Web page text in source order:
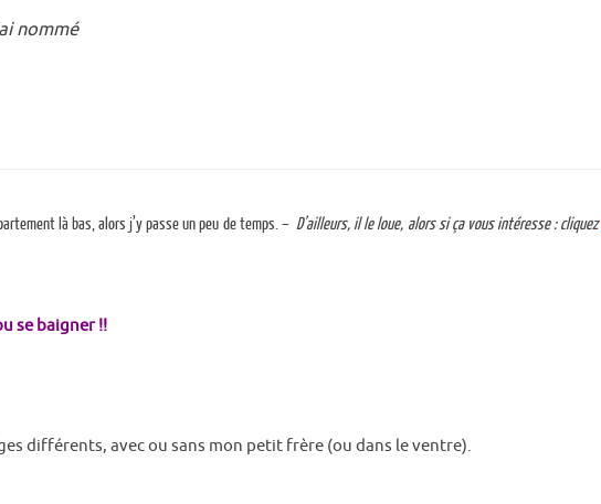
nommé
là bas, alors j’y passe un peu de temps. –D’ailleurs, il le loue, alors si ça vous intéresse : cliquez
se baigner !!
différents, avec ou sans mon petit frère (ou dans le ventre).